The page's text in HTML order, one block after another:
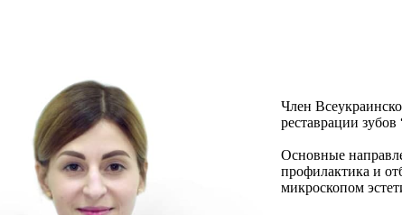
Член
реставрации
Основные
профилактика и
микроскопом